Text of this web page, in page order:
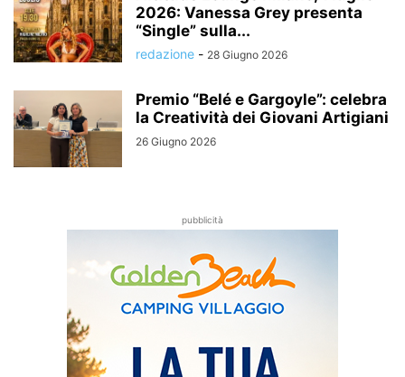
2026: Vanessa Grey presenta
“Single” sulla...
redazione - 28 Giugno 2026
Premio “Belé e Gargoyle”: celebra
la Creatività dei Giovani Artigiani
26 Giugno 2026
pubblicità